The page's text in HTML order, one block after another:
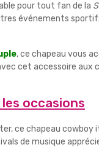
pour tout fan de la
événements
, ce chapeau vous
cet accessoire
occasions
ce chapeau
de musique